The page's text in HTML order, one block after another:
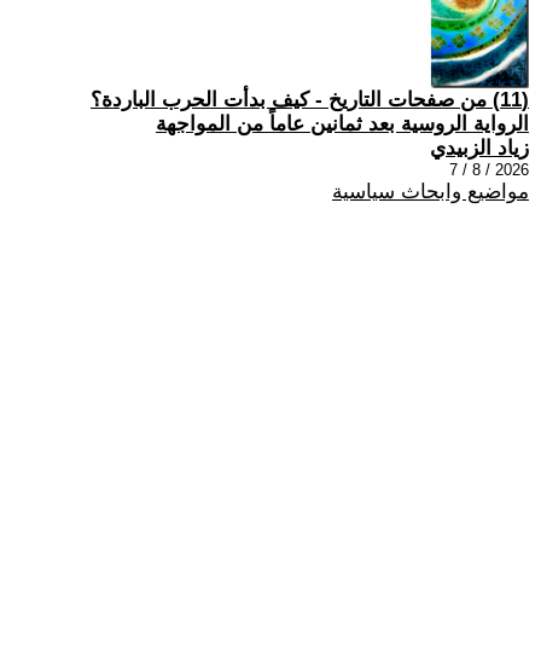
(11) من صفحات التاريخ - كيف بدأت الحرب الباردة؟
الرواية الروسية بعد ثمانين عاماً من المواجهة
زياد الزبيدي
2026 / 8 / 7
مواضيع وابحاث سياسية